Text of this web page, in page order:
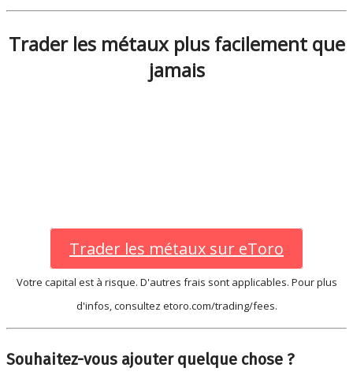
Trader les métaux plus facilement que
jamais
Trader les métaux sur eToro
Votre capital est à risque. D'autres frais sont applicables. Pour plus
d'infos, consultez etoro.com/trading/fees.
Souhaitez-vous ajouter quelque chose ?